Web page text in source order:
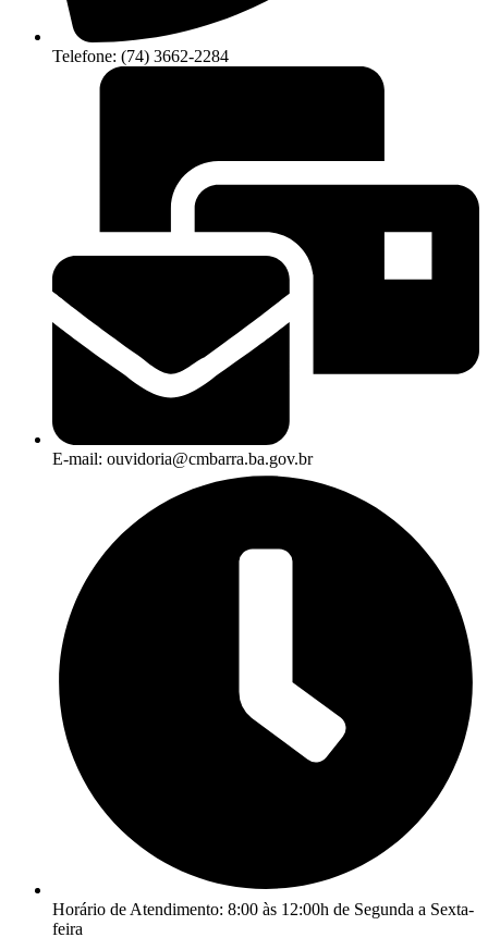
Telefone: (74) 3662-2284
E-mail: ouvidoria@cmbarra.ba.gov.br
Horário de Atendimento: 8:00 às 12:00h de Segunda a Sexta-
feira